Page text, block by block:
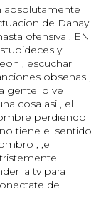
absolutamente
de Danay
ofensiva . EN
y
, escuchar
obsenas ,
gente lo ve
cosa asi , el
perdiendo
tiene el sentido
, ,el
la tv para
de